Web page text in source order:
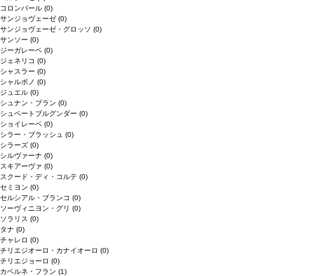
コロンバール (0)
サンジョヴェーゼ (0)
サンジョヴェーゼ・グロッソ (0)
サンソー (0)
ジーガレーベ (0)
ジェネリコ (0)
シャスラー (0)
シャルボノ (0)
ジュエル (0)
シュナン・ブラン (0)
シュペートブルグンダー (0)
ショイレーベ (0)
シラー・ブラッシュ (0)
シラーズ (0)
シルヴァーナ (0)
スキアーヴァ (0)
スクード・ディ・コルテ (0)
セミヨン (0)
セルシアル・ブランコ (0)
ソーヴィニヨン・グリ (0)
ソラリス (0)
タナ (0)
チャレロ (0)
チリエジオーロ・カナイオーロ (0)
チリエジョーロ (0)
カベルネ・フラン (1)